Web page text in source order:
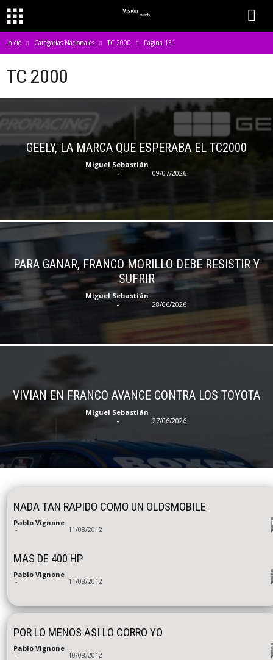
Inicio Categorías Nacionales TC 2000 Página 131
TC 2000
GEELY, LA MARCA QUE ESPERABA EL TC2000
Miguel Sebastián
-
09/07/2026
PARA GANAR, FRANCO MORILLO DEBE RESISTIR Y
SUFRIR
Miguel Sebastián
-
28/06/2026
VIVIAN EN FRANCO AVANCE CONTRA LOS TOYOTA
Miguel Sebastián
-
27/06/2026
NADA TAN RAPIDO COMO UN OLDSMOBILE
Pablo Vignone
- 11/08/2012
MAS DE 400 HP
Pablo Vignone
- 11/08/2012
POR LO MENOS ASI LO CORRO YO
Pablo Vignone
- 10/08/2012